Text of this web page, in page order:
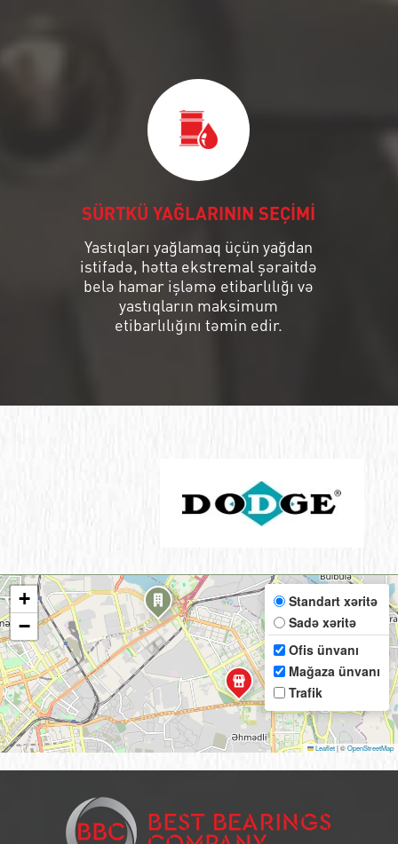
SÜRTKÜ YAĞLARININ SEÇİMİ
Yastıqları yağlamaq üçün yağdan
istifadə, hətta ekstremal şəraitdə
belə hamar işləmə etibarlılığı və
yastıqların maksimum
etibarlılığını təmin edir.
+
−
Standart xəritə
Sadə xəritə
Ofis ünvanı
Mağaza ünvanı
Trafik
Leaflet|©OpenStreetMap